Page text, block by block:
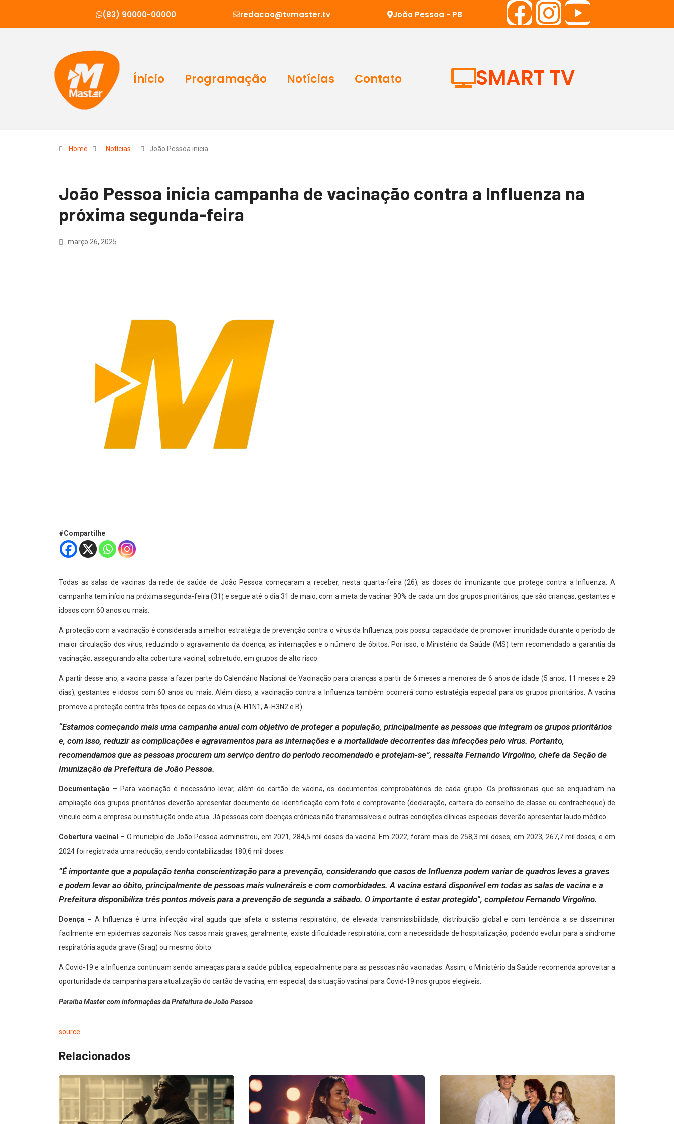
(83) 90000-00000 redacao@tvmaster.tv João Pessoa - PB
Ínicio Programação Notícias Contato SMART TV
Home Notícias João Pessoa inicia…
João Pessoa inicia campanha de vacinação contra a Influenza na
próxima segunda-feira
março 26, 2025
#Compartilhe
Todas as salas de vacinas da rede de saúde de João Pessoa começaram a receber, nesta quarta-feira (26), as doses do imunizante que protege contra a Influenza. A
campanha tem início na próxima segunda-feira (31) e segue até o dia 31 de maio, com a meta de vacinar 90% de cada um dos grupos prioritários, que são crianças, gestantes e
idosos com 60 anos ou mais.
A proteção com a vacinação é considerada a melhor estratégia de prevenção contra o vírus da Influenza, pois possui capacidade de promover imunidade durante o período de
maior circulação dos vírus, reduzindo o agravamento da doença, as internações e o número de óbitos. Por isso, o Ministério da Saúde (MS) tem recomendado a garantia da
vacinação, assegurando alta cobertura vacinal, sobretudo, em grupos de alto risco.
A partir desse ano, a vacina passa a fazer parte do Calendário Nacional de Vacinação para crianças a partir de 6 meses a menores de 6 anos de idade (5 anos, 11 meses e 29
dias), gestantes e idosos com 60 anos ou mais. Além disso, a vacinação contra a Influenza também ocorrerá como estratégia especial para os grupos prioritários. A vacina
promove a proteção contra três tipos de cepas do vírus (A-H1N1, A-H3N2 e B).
“Estamos começando mais uma campanha anual com objetivo de proteger a população, principalmente as pessoas que integram os grupos prioritários
e, com isso, reduzir as complicações e agravamentos para as internações e a mortalidade decorrentes das infecções pelo vírus. Portanto,
recomendamos que as pessoas procurem um serviço dentro do período recomendado e protejam-se”, ressalta Fernando Virgolino, chefe da Seção de
Imunização da Prefeitura de João Pessoa.
Documentação – Para vacinação é necessário levar, além do cartão de vacina, os documentos comprobatórios de cada grupo. Os profissionais que se enquadram na
ampliação dos grupos prioritários deverão apresentar documento de identificação com foto e comprovante (declaração, carteira do conselho de classe ou contracheque) de
vínculo com a empresa ou instituição onde atua. Já pessoas com doenças crônicas não transmissíveis e outras condições clínicas especiais deverão apresentar laudo médico.
Cobertura vacinal
– O município de João Pessoa administrou, em 2021, 284,5 mil doses da vacina. Em 2022, foram mais de 258,3 mil doses; em 2023, 267,7 mil doses; e em
2024 foi registrada uma redução, sendo contabilizadas 180,6 mil doses.
“É importante que a população tenha conscientização para a prevenção, considerando que casos de Influenza podem variar de quadros leves a graves
e podem levar ao óbito, principalmente de pessoas mais vulneráreis e com comorbidades. A vacina estará disponível em todas as salas de vacina e a
Prefeitura disponibiliza três pontos móveis para a prevenção de segunda a sábado. O importante é estar protegido”, completou Fernando Virgolino.
Doença – A Influenza é uma infecção viral aguda que afeta o sistema respiratório, de elevada transmissibilidade, distribuição global e com tendência a se disseminar
facilmente em epidemias sazonais. Nos casos mais graves, geralmente, existe dificuldade respiratória, com a necessidade de hospitalização, podendo evoluir para a síndrome
respiratória aguda grave (Srag) ou mesmo óbito.
A Covid-19 e a Influenza continuam sendo ameaças para a saúde pública, especialmente para as pessoas não vacinadas. Assim, o Ministério da Saúde recomenda aproveitar a
oportunidade da campanha para atualização do cartão de vacina, em especial, da situação vacinal para Covid-19 nos grupos elegíveis.
Paraíba Master com informações da Prefeitura de João Pessoa
source
Relacionados